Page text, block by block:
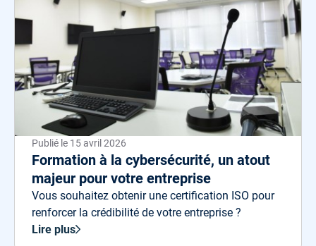
Publié le 15 avril 2026
Formation à la cybersécurité, un atout
majeur pour votre entreprise
Vous souhaitez obtenir une certification ISO pour
renforcer la crédibilité de votre entreprise ?
Lire plus